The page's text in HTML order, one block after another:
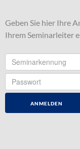
Geben Sie hier Ihre
Ihrem Seminarleiter